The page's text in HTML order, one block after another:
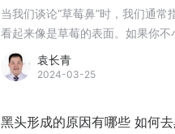
当我们谈论“草莓鼻”时，我们通
看起来像是草莓的表面。如果你
或者留下疤痕。
袁长青
2024-03-25
黑头形成的原因有哪些 如何